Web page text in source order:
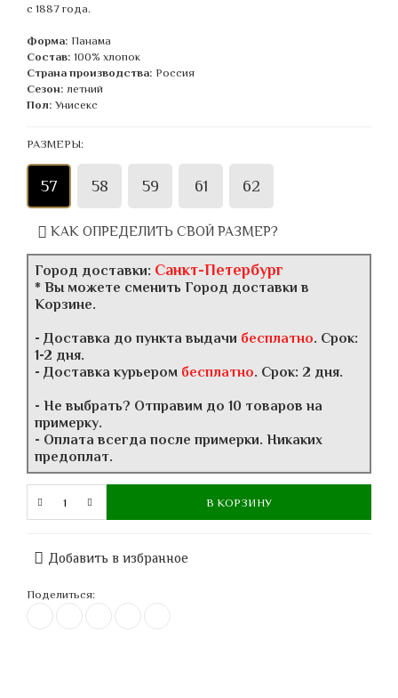
с 1887 года.
Форма: Панама
Состав: 100% хлопок
Страна производства: Россия
Сезон: летний
Пол: Унисекс
РАЗМЕРЫ:
57 58 59 61 62
КАК ОПРЕДЕЛИТЬ СВОЙ РАЗМЕР?
Город доставки: Санкт-Петербург
* Вы можете сменить Город доставки в
Корзине.
- Доставка до пункта выдачи бесплатно. Срок:
1-2 дня.
- Доставка курьером бесплатно. Срок: 2 дня.
- Не выбрать? Отправим до 10 товаров на
примерку.
- Оплата всегда после примерки. Никаких
предоплат.
В КОРЗИНУ
Добавить в избранное
Поделиться: